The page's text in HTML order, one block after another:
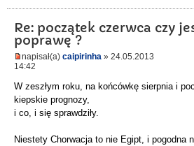
Re: początek czerwca czy
poprawę ?
napisał(a) caipirinha » 24.05.2013
14:42
W zeszłym roku, na końcówkę sierpnia i
kiepskie prognozy,
i co, i się sprawdziły.
Niestety Chorwacja to nie Egipt, i pogodna